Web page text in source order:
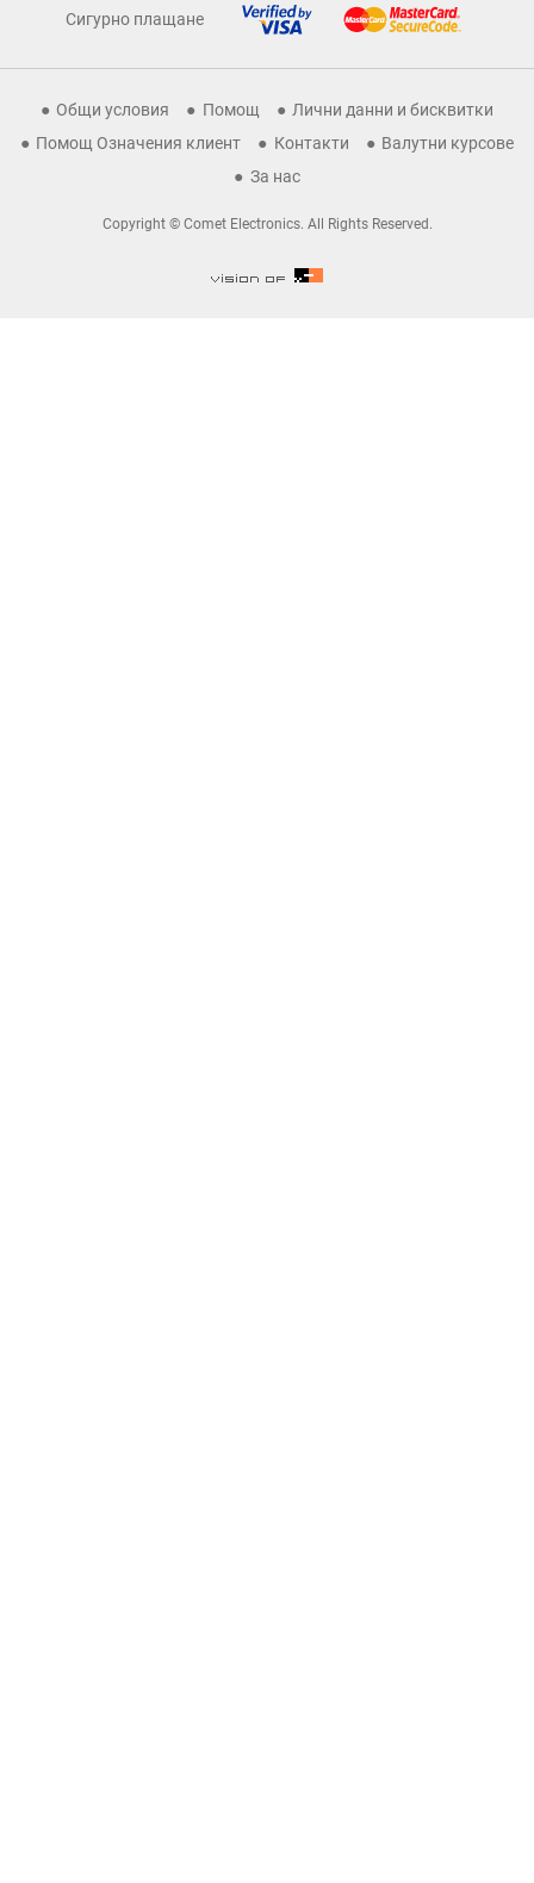
Сигурно плащане
Общи условия Помощ
Лични данни и бисквитки
Помощ Означения клиент
Контакти
Валутни курсове
За нас
Copyright © Comet Electronics. All Rights Reserved.